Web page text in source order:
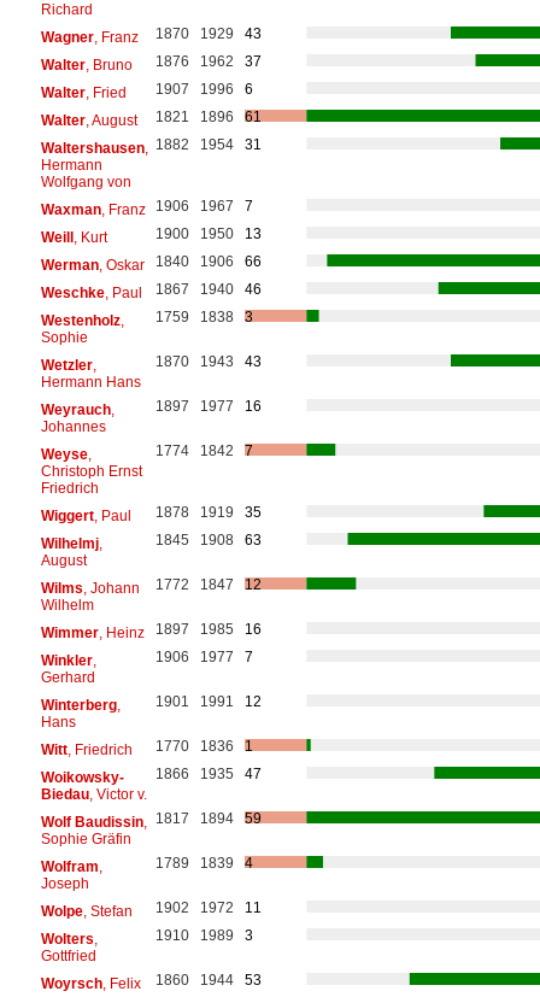
Richard
Wagner, Franz 1870 1929
43
Walter, Bruno 1876 1962
37
Walter, Fried 1907 1996
6
Walter, August 1821 1896
61
Waltershausen,
Hermann
Wolfgang von
1882 1954 31
Waxman, Franz 1906 1967
7
Weill, Kurt 1900 1950
13
Werman, Oskar 1840 1906
66
Weschke, Paul 1867 1940
46
Westenholz,
Sophie
1759 1838 3
Wetzler,
Hermann Hans
1870 1943 43
Weyrauch,
Johannes
1897 1977 16
Weyse,
Christoph Ernst
Friedrich
1774 1842 7
Wiggert, Paul 1878 1919
35
Wilhelmj,
August
1845 1908 63
Wilms , Johann
Wilhelm
1772 1847 12
Wimmer, Heinz 1897 1985
16
Winkler,
Gerhard
1906 1977 7
Winterberg,
Hans
1901 1991 12
Witt, Friedrich 1770 1836
1
Woikowsky-
Biedau, Victor v.
1866 1935 47
Wolf Baudissin,
Sophie Gräfin
1817 1894 59
Wolfram
Joseph
1789 1839 4
Wolpe, Stefan 1902 1972
11
Wolters
Gottfried
1910 1989 3
Woyrsch, Felix 1860 1944
53